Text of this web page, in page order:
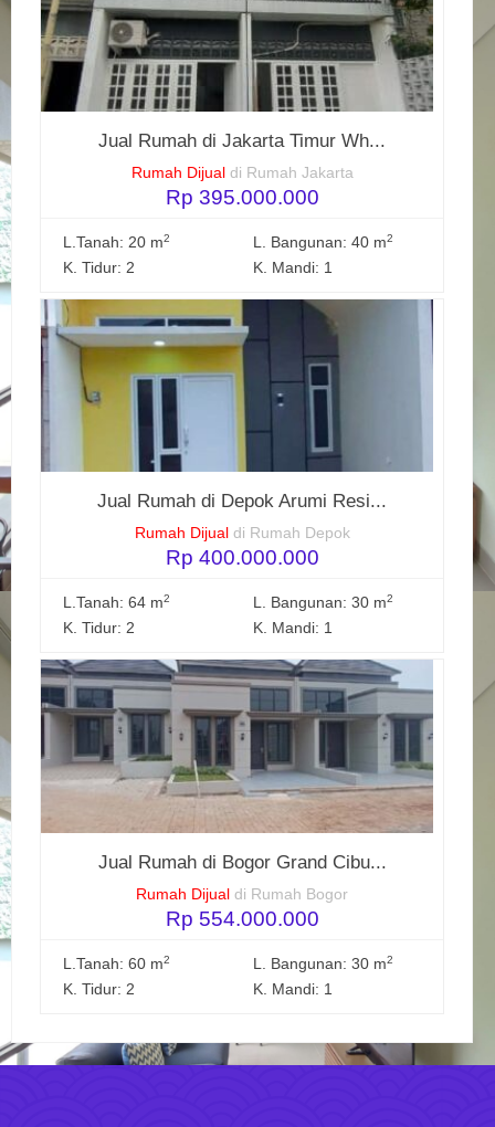
Jual Rumah di Jakarta Timur Wh...
Rumah Dijual di Rumah Jakarta
Rp 395.000.000
L.Tanah: 20 m2 L. Bangunan: 40 m2
K. Tidur: 2 K. Mandi: 1
Jual Rumah di Depok Arumi Resi...
Rumah Dijual di Rumah Depok
Rp 400.000.000
L.Tanah: 64 m2 L. Bangunan: 30 m2
K. Tidur: 2 K. Mandi: 1
Jual Rumah di Bogor Grand Cibu...
Rumah Dijual di Rumah Bogor
Rp 554.000.000
L.Tanah: 60 m2 L. Bangunan: 30 m2
K. Tidur: 2 K. Mandi: 1